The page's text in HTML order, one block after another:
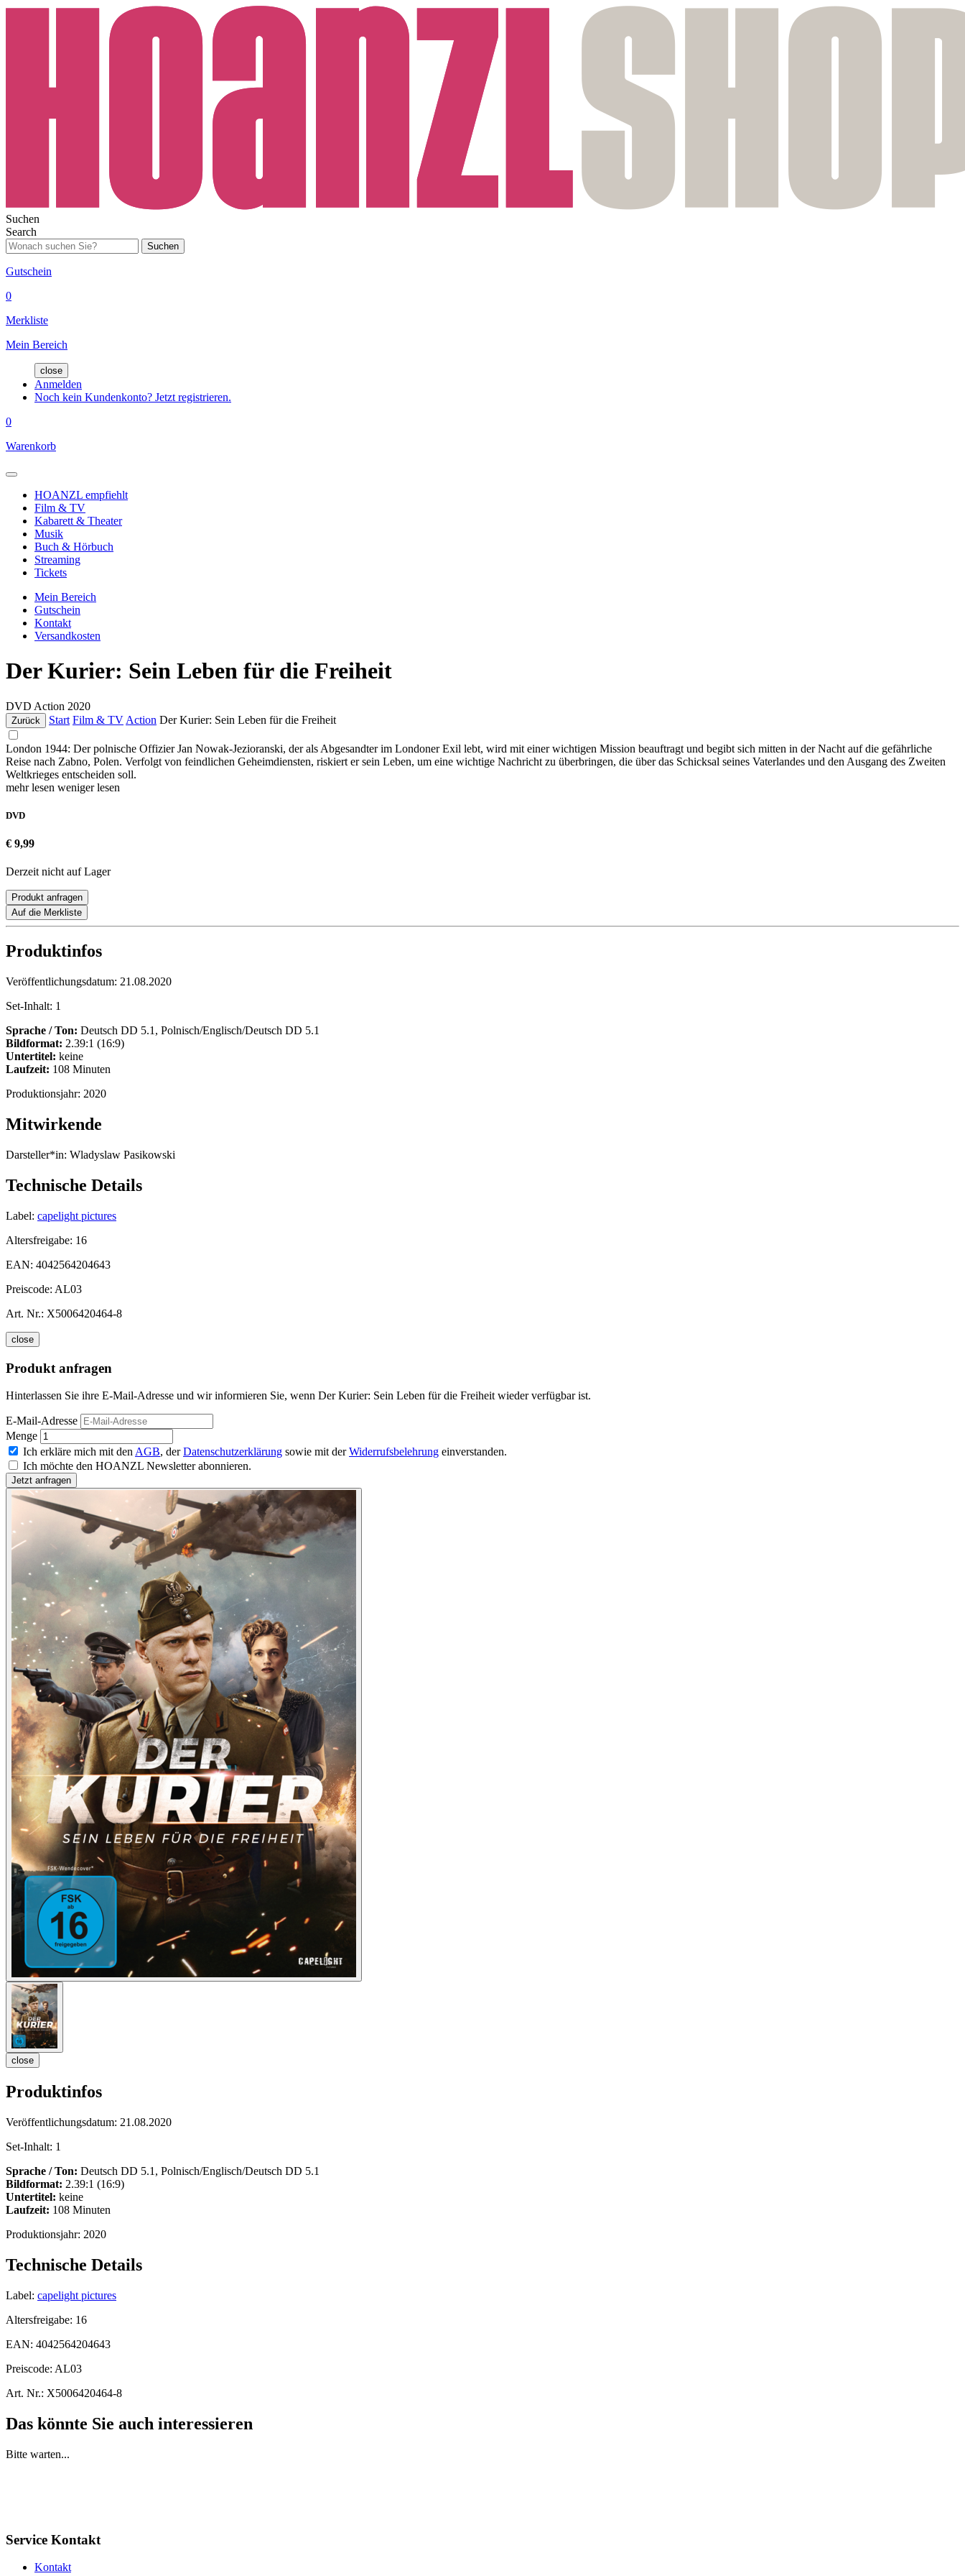
Suchen
Search
Suchen
Gutschein
0
Merkliste
Mein Bereich
close
Anmelden
Noch kein Kundenkonto? Jetzt registrieren.
0
Warenkorb
HOANZL empfiehlt
Film & TV
Kabarett & Theater
Musik
Buch & Hörbuch
Streaming
Tickets
Mein Bereich
Gutschein
Kontakt
Versandkosten
Der Kurier: Sein Leben für die Freiheit
DVD Action 2020
Zurück Start Film & TV Action Der Kurier: Sein Leben für die Freiheit
London 1944: Der polnische Offizier Jan Nowak-Jezioranski, der als Abgesandter im Londoner Exil lebt, wird mit einer wichtigen Mission beauftragt und begibt sich mitten in der Nacht auf die gefährliche
Reise nach Zabno, Polen. Verfolgt von feindlichen Geheimdiensten, riskiert er sein Leben, um eine wichtige Nachricht zu überbringen, die über das Schicksal seines Vaterlandes und den Ausgang des Zweiten
Weltkrieges entscheiden soll.
mehr lesen weniger lesen
DVD
€ 9,99
Derzeit nicht auf Lager
Produkt anfragen
Auf die Merkliste
Produktinfos
Veröffentlichungsdatum: 21.08.2020
Set-Inhalt: 1
Sprache / Ton: Deutsch DD 5.1, Polnisch/Englisch/Deutsch DD 5.1
Bildformat: 2.39:1 (16:9)
Untertitel: keine
Laufzeit: 108 Minuten
Produktionsjahr: 2020
Mitwirkende
Darsteller*in: Wladyslaw Pasikowski
Technische Details
Label: capelight pictures
Altersfreigabe: 16
EAN: 4042564204643
Preiscode: AL03
Art. Nr.: X5006420464-8
close
Produkt anfragen
Hinterlassen Sie ihre E-Mail-Adresse und wir informieren Sie, wenn Der Kurier: Sein Leben für die Freiheit wieder verfügbar ist.
E-Mail-Adresse
Menge
Ich erkläre mich mit den AGB, derDatenschutzerklärung sowie mit derWiderrufsbelehrung einverstanden.
Ich möchte den HOANZL Newsletter abonnieren.
close
Produktinfos
Veröffentlichungsdatum: 21.08.2020
Set-Inhalt: 1
Sprache / Ton: Deutsch DD 5.1, Polnisch/Englisch/Deutsch DD 5.1
Bildformat: 2.39:1 (16:9)
Untertitel: keine
Laufzeit: 108 Minuten
Produktionsjahr: 2020
Technische Details
Label: capelight pictures
Altersfreigabe: 16
EAN: 4042564204643
Preiscode: AL03
Art. Nr.: X5006420464-8
Das könnte Sie auch interessieren
Bitte warten...
Service Kontakt
Kontakt